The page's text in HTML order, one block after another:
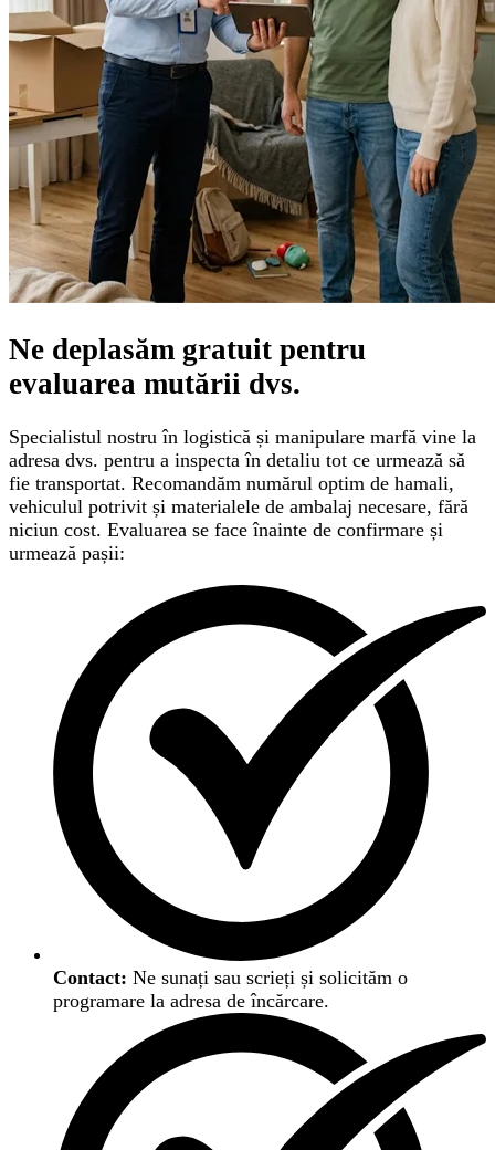
Ne deplasăm gratuit pentru
evaluarea mutării dvs.
Specialistul nostru în logistică și manipulare marfă vine la
adresa dvs. pentru a inspecta în detaliu tot ce urmează să
fie transportat. Recomandăm numărul optim de hamali,
vehiculul potrivit și materialele de ambalaj necesare, fără
niciun cost. Evaluarea se face înainte de confirmare și
urmează pașii:
Contact: Ne sunați sau scrieți și solicităm o
programare la adresa de încărcare.